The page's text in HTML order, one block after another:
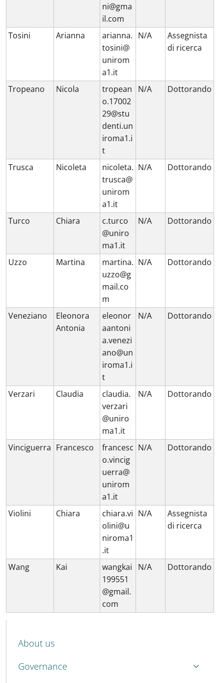
ni@gma
il.com
Tosini Arianna
arianna.
tosini@
unirom
a1.it
N/A
Assegnista
di ricerca
Tropeano Nicola
tropean
o.17002
29@stu
denti.un
iroma1.i
t
N/A Dottorando
Trusca Nicoleta
nicoleta.
trusca@
unirom
a1.it
N/A Dottorando
Turco Chiara
c.turco
@uniro
ma1.it
N/A Dottorando
Uzzo Martina
martina.
uzzo@g
mail.co
m
N/A Dottorando
Veneziano
Eleonora
Antonia
eleonor
aantoni
a.venezi
ano@un
iroma1.i
t
N/A Dottorando
Verzari Claudia
claudia.
verzari
@uniro
ma1.it
N/A Dottorando
Vinciguerra Francesco
francesc
o.vincig
uerra@
unirom
a1.it
N/A Dottorando
Violini Chiara
chiara.vi
olini@u
niroma1
.it
N/A
Assegnista
di ricerca
Wang Kai
wangkai
199551
@gmail.
com
N/A Dottorando
MENU CEV SECOND NAVIGATION
About us
Governance